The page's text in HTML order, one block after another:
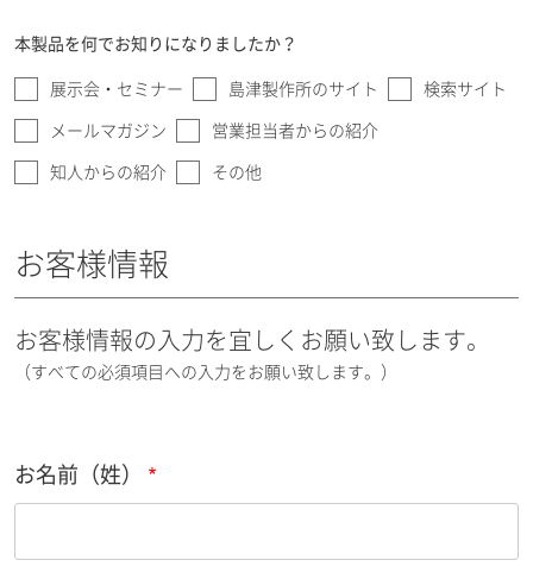
本製品を何でお知りになりましたか？
展示会・セミナー 島津製作所のサイト 検索サイト
メールマガジン 営業担当者からの紹介
知人からの紹介 その他
お客様情報
お客様情報の入力を宜しくお願い致します。
（すべての必須項目への入力をお願い致します。）
お名前（姓）